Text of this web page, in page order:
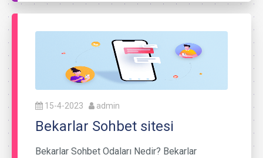
15-4-2023 admin
Bekarlar Sohbet sitesi
Bekarlar Sohbet Odaları Nedir? Bekarlar